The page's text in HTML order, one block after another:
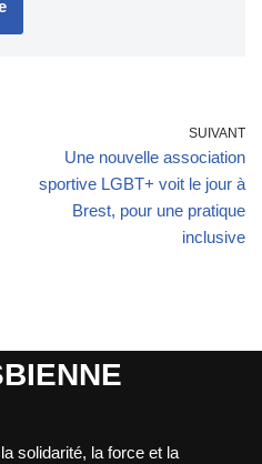
SUIVANT
Une nouvelle association
sportive LGBT+ voit le jour à
Brest, pour une pratique
inclusive
solidarité, la force et la